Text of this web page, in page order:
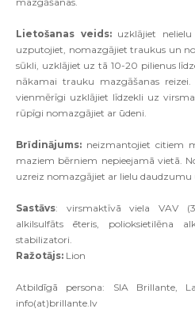
Lietošanas veids: uzklājiet nelielu
uzputojiet, nomazgājiet traukus un
sūkli, uzklājiet uz tā 10-20 pilienus lī
nākamai trauku mazgāšanas reizei.
vienmērīgi uzklājiet līdzekli uz
rūpīgi nomazgājiet ar ūdeni.
Brīdinājums: neizmantojiet citiem
maziem bērniem nepieejamā vietā.
uzreiz nomazgājiet ar lielu daudzumu
Sastāvs: virsmaktīvāviela VAV
alkilsulfāts ēteris, polioksietilēna
stabilizatori.
Ražotājs: Lion
Atbildīgā persona: SIA Brillante,
info(at)brillante.lv